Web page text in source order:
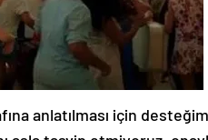
asla tasvip etmiyoruz,